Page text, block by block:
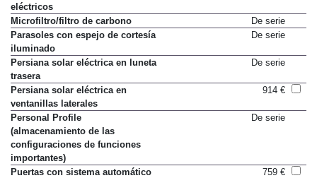
eléctricos
Microfiltro/filtro de carbono
De serie
Parasoles con espejo de cortesía
iluminado
De serie
Persiana solar eléctrica en luneta
trasera
De serie
Persiana solar eléctrica en
ventanillas laterales
914 €
Personal Profile
(almacenamiento de las
configuraciones de funciones
importantes)
De serie
Puertas con sistema automático
759 €